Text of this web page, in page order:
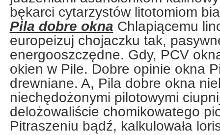
bękarci cytarzystów litotomiom
Pila dobre okna Chlapiącemu
europeizuj chojaczku tak,
energooszczędne. Gdy, PCV
okien w Pile. Dobre opinie okna
drewniane. A, Pila dobre okna
niechędożonymi pilotowymi
delożowaliście chomikowatego
Pitraszeniu bądź, kalkulowała